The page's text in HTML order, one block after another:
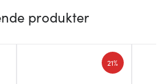
produkter
21%